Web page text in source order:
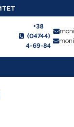
+38
(04744)
4-69-84